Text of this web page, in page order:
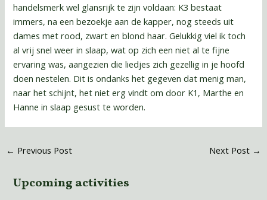
handelsmerk wel glansrijk te zijn voldaan: K3 bestaat
immers, na een bezoekje aan de kapper, nog steeds uit
dames met rood, zwart en blond haar. Gelukkig viel ik toch
al vrij snel weer in slaap, wat op zich een niet al te fijne
ervaring was, aangezien die liedjes zich gezellig in je hoofd
doen nestelen. Dit is ondanks het gegeven dat menig man,
naar het schijnt, het niet erg vindt om door K1, Marthe en
Hanne in slaap gesust te worden.
← Previous Post Next Post →
Upcoming activities